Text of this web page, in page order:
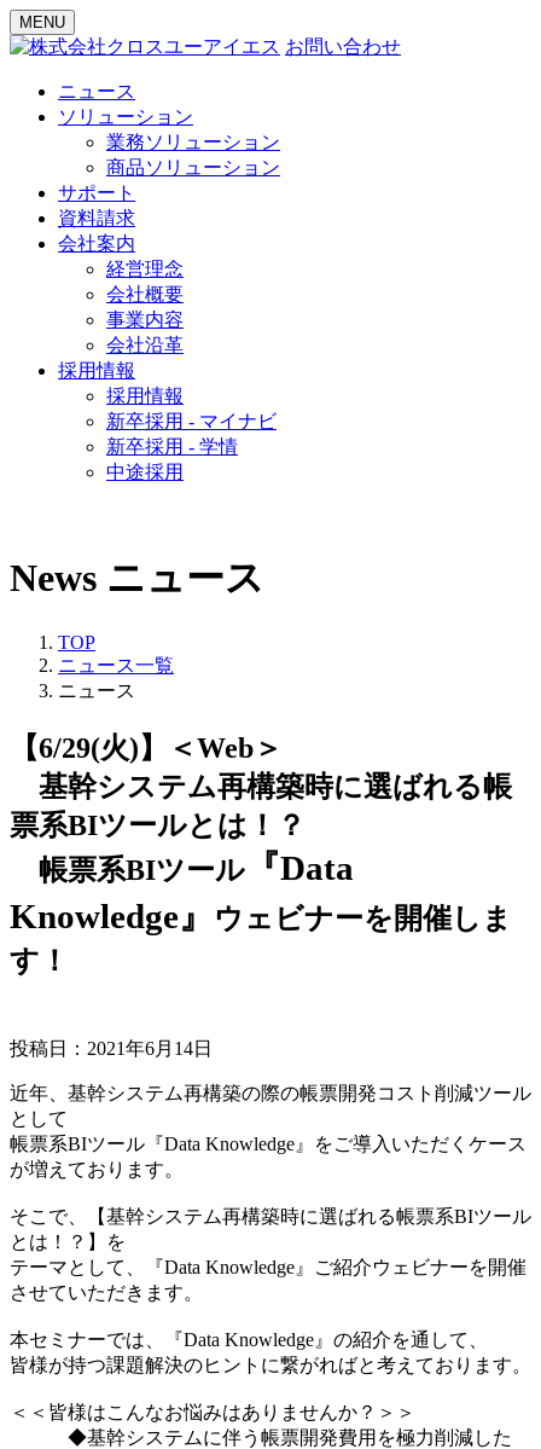
MENU
お問い合わせ
ニュース
ソリューション
業務ソリューション
商品ソリューション
サポート
資料請求
会社案内
経営理念
会社概要
事業内容
会社沿革
採用情報
採用情報
新卒採用 - マイナビ
新卒採用 - 学情
中途採用
News ニュース
TOP
ニュース一覧
ニュース
【6/29(火)】＜Web＞
基幹システム再構築時に選ばれる帳
票系BIツールとは！？
帳票系BIツール
『Data
Knowledge』
ウェビナーを開催しま
す！
投稿日：2021年6月14日
近年、基幹システム再構築の際の帳票開発コスト削減ツール
として
帳票系BIツール『Data Knowledge』をご導入いただくケース
が増えております。
そこで、【基幹システム再構築時に選ばれる帳票系BIツール
とは！？】を
テーマとして、『Data Knowledge』ご紹介ウェビナーを開催
させていただきます。
本セミナーでは、『Data Knowledge』の紹介を通して、
皆様が持つ課題解決のヒントに繋がればと考えております。
＜＜皆様はこんなお悩みはありませんか？＞＞
◆基幹システムに伴う帳票開発費用を極力削減した